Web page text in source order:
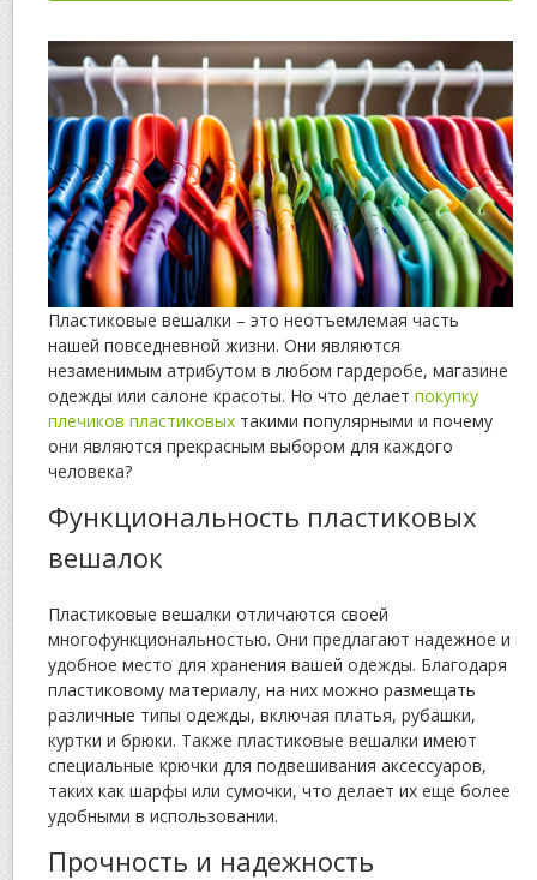
Пластиковые вешалки – это неотъемлемая часть
нашей повседневной жизни. Они являются
незаменимым атрибутом в любом гардеробе, магазине
одежды или салоне красоты. Но что делает покупку
плечиков пластиковых такими популярными и почему
они являются прекрасным выбором для каждого
человека?
Функциональность пластиковых
вешалок
Пластиковые вешалки отличаются своей
многофункциональностью. Они предлагают надежное и
удобное место для хранения вашей одежды. Благодаря
пластиковому материалу, на них можно размещать
различные типы одежды, включая платья, рубашки,
куртки и брюки. Также пластиковые вешалки имеют
специальные крючки для подвешивания аксессуаров,
таких как шарфы или сумочки, что делает их еще более
удобными в использовании.
Прочность и надежность